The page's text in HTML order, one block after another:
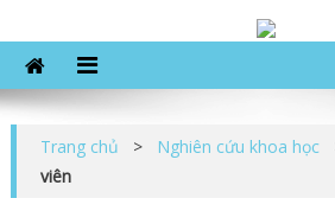
to
content
Khoa khoa học xã
Trang chủ > Nghiên cứu khoa học
viên